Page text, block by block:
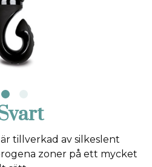
tillverkad av silkeslent
zoner på ett mycket